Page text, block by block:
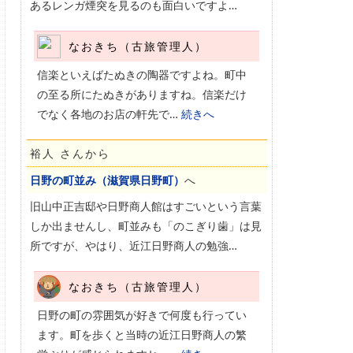
あるレンガ煙突を見るのも面白いですよ…
なおきち（古旅管理人）
信楽といえばたぬきの陶器ですよね。町中
の至る所にたぬきがありますね。信楽だけ
でなく各地のお店の軒先で… 続きへ
裕人 さんから
日野の町並み（滋賀県日野町） へ
旧山中正吉邸や日野商人館はすごいという言葉
しか出ませんし、町並みも「のこぎり歯」は見
所ですが、やはり、近江日野商人の勉強…
なおきち（古旅管理人）
日野の町の雰囲気が好きで何度も行ってい
ます。町を歩くと当時の近江日野商人の繁